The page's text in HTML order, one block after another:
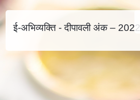
ई-अभिव्यक्ति - दीपावली अंक – 2022